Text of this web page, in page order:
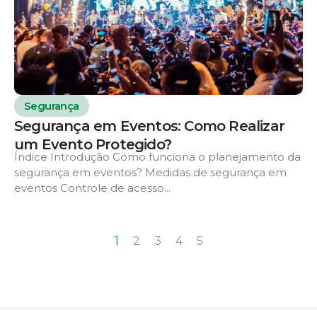
Segurança
Segurança em Eventos: Como Realizar
um Evento Protegido?
Índice Introdução Como funciona o planejamento da
segurança em eventos? Medidas de segurança em
eventos Controle de acesso...
1 2 3 4 5